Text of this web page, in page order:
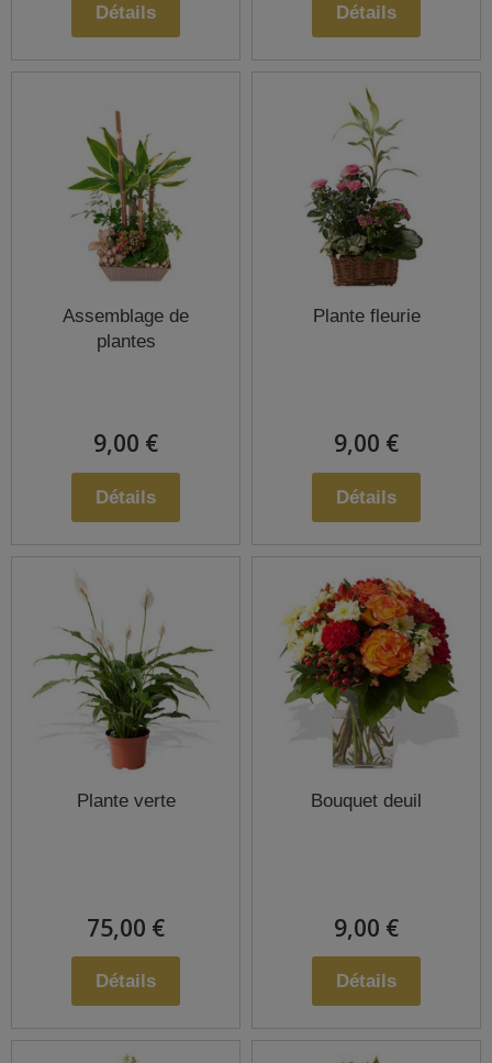
Détails Détails
Assemblage de
plantes
9,00 €
Détails
Plante fleurie
9,00 €
Détails
Plante verte
75,00 €
Détails
Bouquet deuil
9,00 €
Détails